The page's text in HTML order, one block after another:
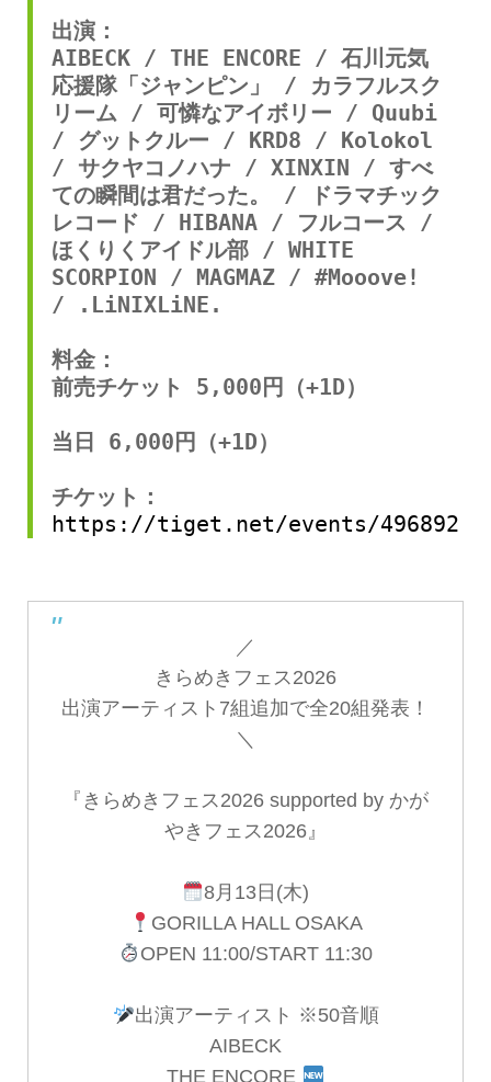
出演：
AIBECK / THE ENCORE / 石川元気
応援隊「ジャンピン」 / カラフルスク
リーム / 可憐なアイボリー / Quubi
/ グットクルー / KRD8 / Kolokol
/ サクヤコノハナ / XINXIN / すべ
ての瞬間は君だった。 / ドラマチック
レコード / HIBANA / フルコース /
ほくりくアイドル部 / WHITE
SCORPION / MAGMAZ / #Mooove!
/ .LiNIXLiNE.
料金：
前売チケット 5,000円（+1D）
当日 6,000円（+1D）
チケット：
https://tiget.net/events/496892
／
きらめきフェス2026
出演アーティスト7組追加で全20組発表！
＼
『きらめきフェス2026 supported by かが
やきフェス2026』
8月13日(木)
GORILLA HALL OSAKA
OPEN 11:00/START 11:30
出演アーティスト ※50音順
AIBECK
THE ENCORE